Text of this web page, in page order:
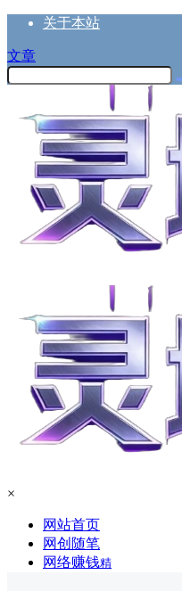
关于本站
文章
×
网站首页
网创随笔
网络赚钱精